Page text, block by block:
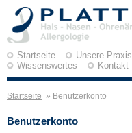
Startseite Unsere Praxis
Wissenswertes
Kontakt
Startseite » Benutzerkonto
Benutzerkonto